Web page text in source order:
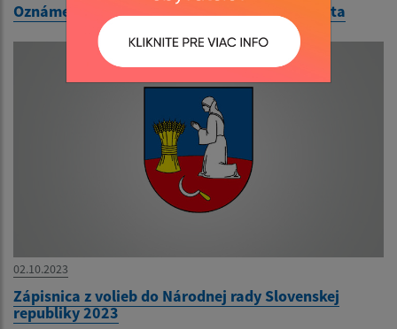
Oznámenie o uložení zásielky - Slovenská pošta
02.10.2023
Zápisnica z volieb do Národnej rady Slovenskej
republiky 2023